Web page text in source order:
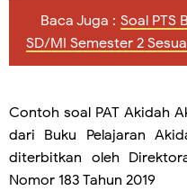
Baca Juga : Soal PTS
SD/MI Semester 2
Contoh soal PAT Akidah
dari Buku Pelajaran
diterbitkan oleh
Nomor 183 Tahun 2019